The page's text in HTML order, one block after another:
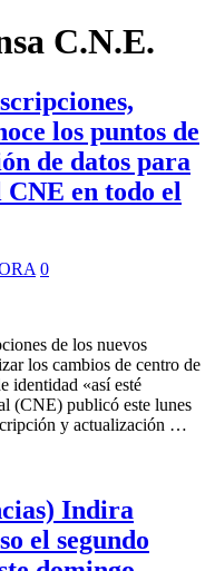
C.N.E.
los puntos de
de datos para
en todo el
0
de los nuevos
los cambios de centro de
identidad «así esté
(CNE) publicó este lunes
y actualización …
Indira
el segundo